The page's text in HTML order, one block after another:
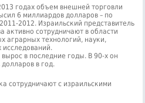
годах объем внешней торговли
6 миллиардов долларов – по
2012. Израильский представитель
активно сотрудничают в области
аграрных технологий, науки,
исследований.
в последние годы. В 90-х он
в год.
сотрудничают с израильскими